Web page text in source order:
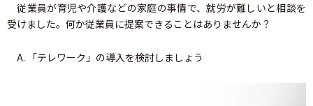
従業員が育児や介護などの家庭の事情で、就労が難しいと相談を
受けました。何か従業員に提案できることはありませんか？
A. 「テレワーク」の導入を検討しましょう